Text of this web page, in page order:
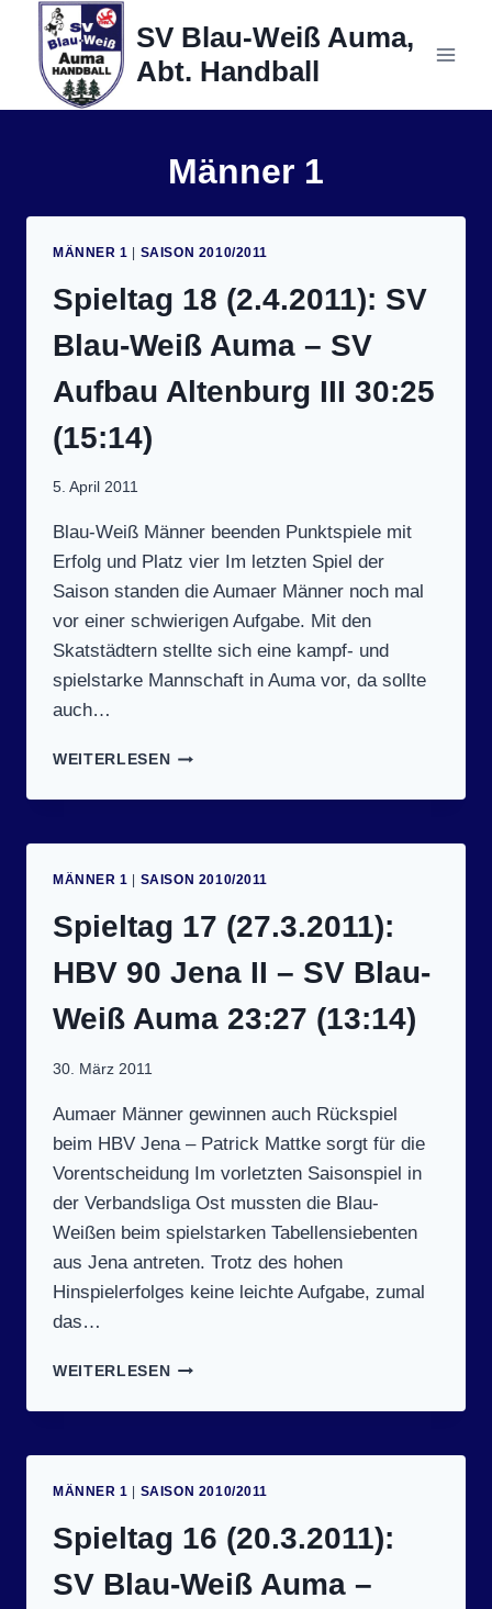
springen
SV Blau-Weiß Auma,
Abt. Handball
Männer 1
MÄNNER 1 SAISON 2010/2011
Spieltag 18 (2.4.2011): SV
Blau-Weiß Auma – SV
Aufbau Altenburg III 30:25
(15:14)
5. April 2011
Blau-Weiß Männer beenden Punktspiele mit
Erfolg und Platz vier Im letzten Spiel der
Saison standen die Aumaer Männer noch mal
vor einer schwierigen Aufgabe. Mit den
Skatstädtern stellte sich eine kampf- und
spielstarke Mannschaft in Auma vor, da sollte
auch…
WEITERLESENSPIELTAG
(2.4.2011):
BLAU-
V A
UFBAU A
LTENBURG I
0:25 (
MÄNNER 1 SAISON 2010/2011
Spieltag 17 (27.3.2011):
HBV 90 Jena II – SV Blau-
Weiß Auma 23:27 (13:14)
30. März 2011
Aumaer Männer gewinnen auch Rückspiel
beim HBV Jena – Patrick Mattke sorgt für die
Vorentscheidung Im vorletzten Saisonspiel in
der Verbandsliga Ost mussten die Blau-
Weißen beim spielstarken Tabellensiebenten
aus Jena antreten. Trotz des hohen
Hinspielerfolges keine leichte Aufgabe, zumal
das…
WEITERLESENSPIELTAG
(27.3.2011):
90
SV
BLAU-
WEISS A
MÄNNER 1 SAISON 2010/2011
Spieltag 16 (20.3.2011):
SV Blau-Weiß Auma –